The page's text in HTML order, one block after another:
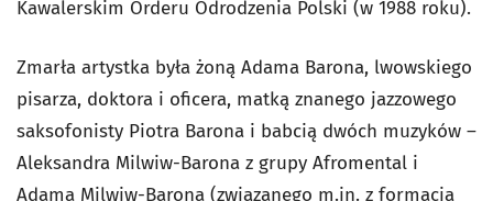
Kawalerskim Orderu Odrodzenia Polski (w 1988 roku).
Zmarła artystka była żoną Adama Barona, lwowskiego
pisarza, doktora i oficera, matką znanego jazzowego
saksofonisty Piotra Barona i babcią dwóch muzyków –
Aleksandra Milwiw-Barona z grupy Afromental i
Adama Milwiw-Barona (związanego m.in. z formacją